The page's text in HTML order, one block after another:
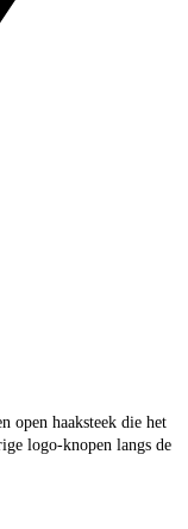
open haaksteek die het
logo-knopen langs de